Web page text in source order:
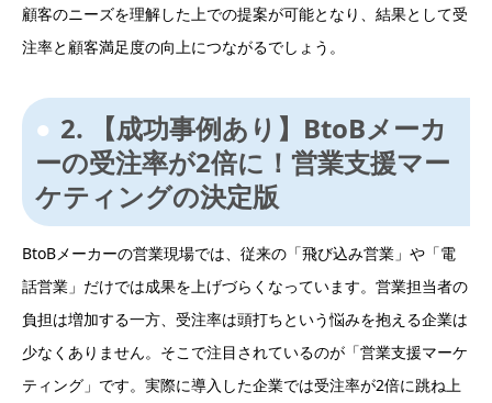
顧客のニーズを理解した上での提案が可能となり、結果として受
注率と顧客満足度の向上につながるでしょう。
2. 【成功事例あり】BtoBメーカ
ーの受注率が2倍に！営業支援マー
ケティングの決定版
BtoBメーカーの営業現場では、従来の「飛び込み営業」や「電
話営業」だけでは成果を上げづらくなっています。営業担当者の
負担は増加する一方、受注率は頭打ちという悩みを抱える企業は
少なくありません。そこで注目されているのが「営業支援マーケ
ティング」です。実際に導入した企業では受注率が2倍に跳ね上